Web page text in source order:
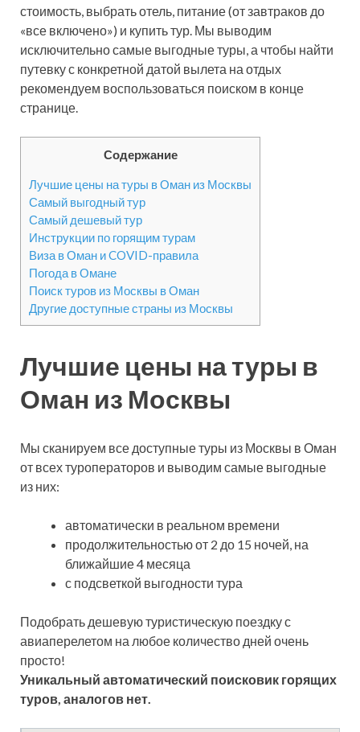
стоимость, выбрать отель, питание (от завтраков до
«все включено») и купить тур. Мы выводим
исключительно самые выгодные туры, а чтобы найти
путевку с конкретной датой вылета на отдых
рекомендуем воспользоваться поиском в конце
странице.
Содержание
Лучшие цены на туры в Оман из Москвы
Самый выгодный тур
Самый дешевый тур
Инструкции по горящим турам
Виза в Оман и COVID-правила
Погода в Омане
Поиск туров из Москвы в Оман
Другие доступные страны из Москвы
Лучшие цены на туры в
Оман из Москвы
Мы сканируем все доступные туры из Москвы в Оман
от всех туроператоров и выводим самые выгодные
из них:
автоматически в реальном времени
продолжительностью от 2 до 15 ночей, на
ближайшие 4 месяца
с подсветкой выгодности тура
Подобрать дешевую туристическую поездку с
авиаперелетом на любое количество дней очень
просто!
Уникальный автоматический поисковик горящих
туров, аналогов нет.